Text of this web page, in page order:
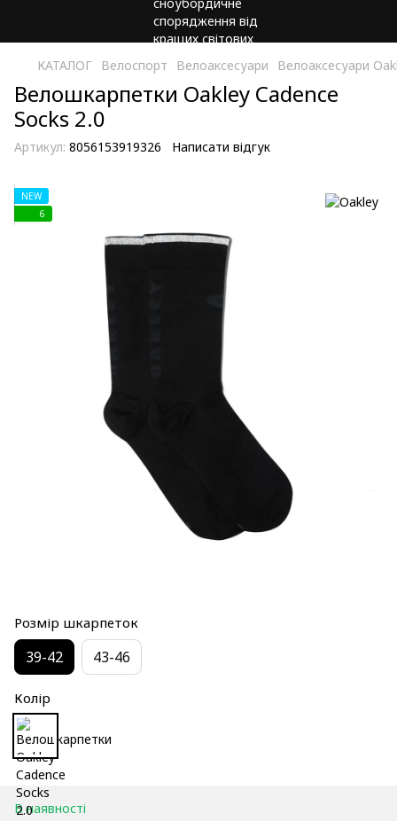
КАТАЛОГ Велоспорт Велоаксесуари Велоаксесуари
Велошкарпетки Oakley Cadence
Socks 2.0
Артикул: 8056153919326 Написати відгук
NEW
6
Розмір шкарпеток
39-42 43-46
Колір
В наявності